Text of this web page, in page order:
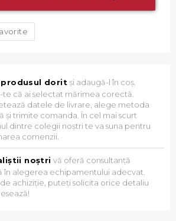
produsul doritși adaugă-l în coș.
te că ai selectat mărimea corectă.
datele de livrare, alege metoda
și trimite comanda. În cel mai scurt
dintre colegii noștri te va suna pentru
comenzii.
noștri vă oferă consultanță
în alegerea echipamentului adecvat.
achiziție, puteți solicita orice detaliu